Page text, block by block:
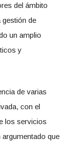
del ámbito
gestión de
un amplio
y
de varias
con el
los servicios
que